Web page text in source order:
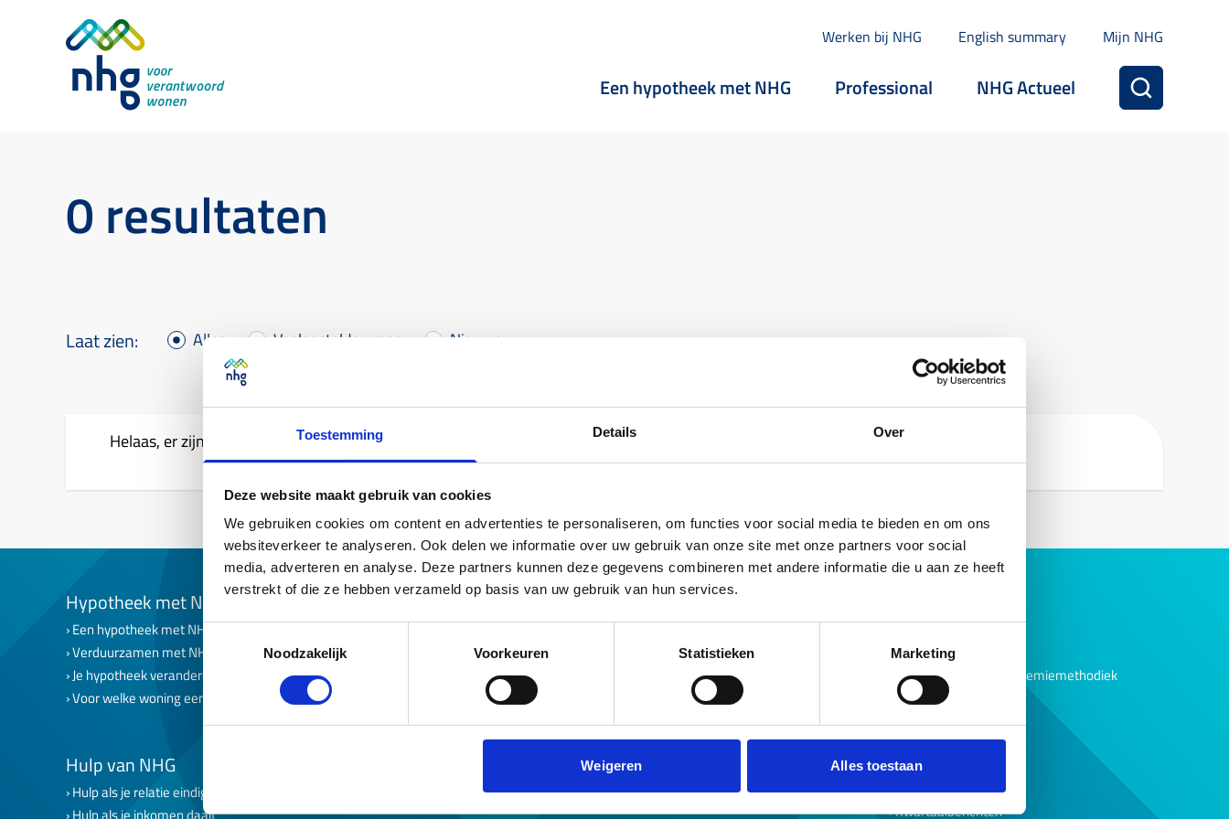
Toestemming Details Over
Deze website maakt gebruik van cookies
We gebruiken cookies om content en advertenties te personaliseren, om functies voor social media te bieden en om ons
websiteverkeer te analyseren. Ook delen we informatie over uw gebruik van onze site met onze partners voor social
media, adverteren en analyse. Deze partners kunnen deze gegevens combineren met andere informatie die u aan ze heeft
verstrekt of die ze hebben verzameld op basis van uw gebruik van hun services.
Toestemmingsselectie
Noodzakelijk
Voorkeuren Statistieken Marketing
Weigeren Alles toestaan
Werken bij NHG English summary Mijn NHG
Een hypotheek met NHG Professional NHG Actueel
0 resultaten
Laat zien: Alles Veelgestelde vraag Nieuws
Helaas, er zijn geen zoekresultaten gevonden.
Hypotheek met NHG
Een hypotheek met NHG
Verduurzamen met NHG
Je hypotheek veranderen
Voor welke woning een lening met NHG?
Hulp van NHG
Hulp als je relatie eindigt
Hulp als je inkomen daalt
NHG op maat
Een hypotheek met vast contract
NHG voor uitzendkrachten
NHG voor starters
Download & tools
Werkgeversverklaring NHG
Rekenhulp verduurzamen
Keuzehulp inkomen
Beheertoets
Inlog geldverstrekkers
Procedure tot acceptatie
erfpachtconstructies en koperssteun
Ons verhaal
Bedrijfsvoering
Evaluaties borgtochtpremiemethodiek
English summary
Werken bij NHG
NHG Actueel
Jaarverslagen
Kwartaalberichten